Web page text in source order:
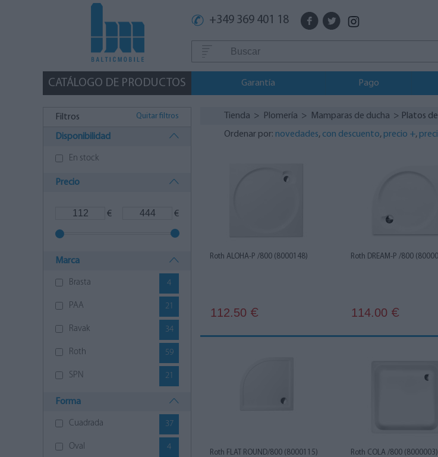
+349 369 401 18
CATÁLOGO DE PRODUCTOS Garantía Pago
Filtros Quitar filtros
Disponibilidad
En stock
Precio
€ €
Marca
Brasta 4
PAA 21
Ravak 34
Roth 59
SPN 21
Forma
Cuadrada 37
Oval 4
Tienda > Plomería > Mamparas de ducha > Platos
Ordenar por: novedades, con descuento, precio +,
Roth ALOHA-P /800 (8000148)
112.50 €
Roth DREAM-P /800
114.00 €
Roth FLAT ROUND/800 (8000115) Roth COLA /800 (8000003)